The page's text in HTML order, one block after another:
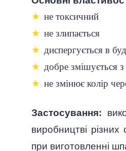
★ не токсичний
★ не злипається
★ диспергується в
★ добре змішується з
★ не змінює колір
Застосування:
виробництві різних
при виготовленні